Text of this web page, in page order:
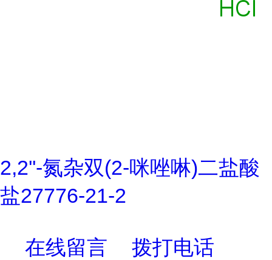
2,2''-氮杂双(2-咪唑啉)二盐酸
盐27776-21-2
在线留言 拨打电话